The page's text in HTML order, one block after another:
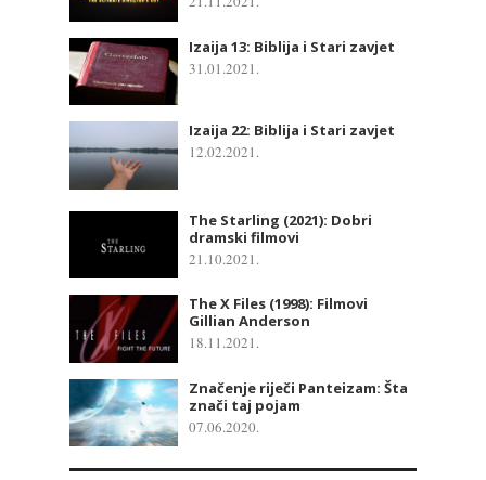
Izaija 13: Biblija i Stari zavjet
31.01.2021.
Izaija 22: Biblija i Stari zavjet
12.02.2021.
The Starling (2021): Dobri
dramski filmovi
21.10.2021.
The X Files (1998): Filmovi
Gillian Anderson
18.11.2021.
Značenje riječi Panteizam: Šta
znači taj pojam
07.06.2020.